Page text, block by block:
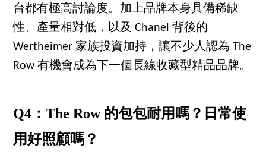
台都有極高討論度。加上品牌本身具備稀缺
性、產量相對低，以及 Chanel 背後的
Wertheimer 家族投資加持，讓不少人認為 The
Row 有機會成為下一個長線收藏型精品品牌。
Q4：The Row 的包包耐用嗎？日常使
用好照顧嗎？